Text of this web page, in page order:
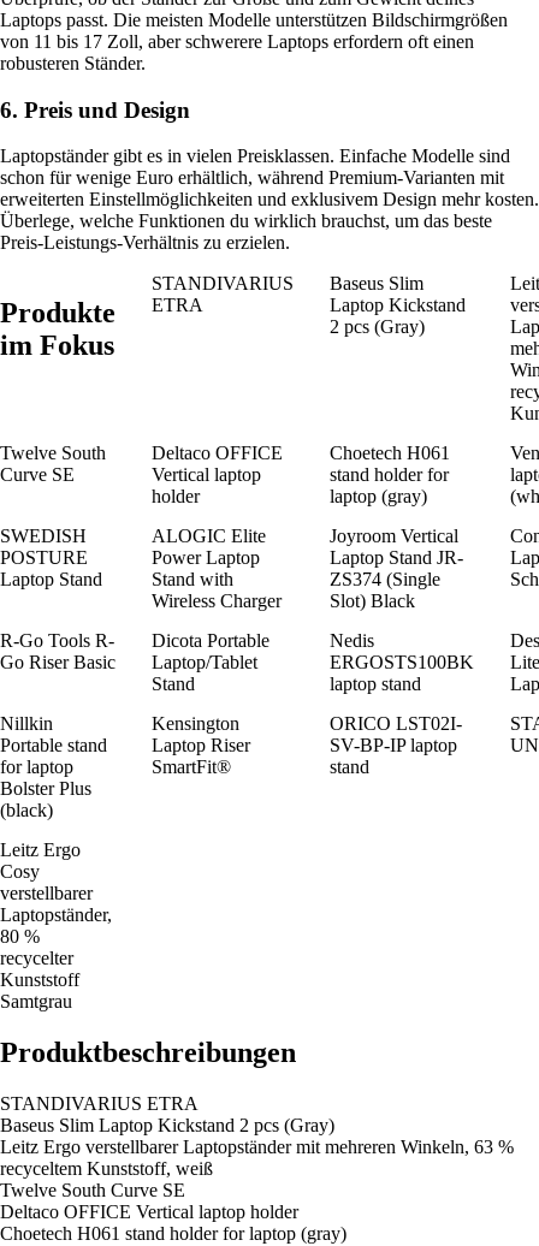
Laptops passt. Die meisten Modelle unterstützen Bildschirmgrößen
von 11 bis 17 Zoll, aber schwerere Laptops erfordern oft einen
robusteren Ständer.
6. Preis und Design
Laptopständer gibt es in vielen Preisklassen. Einfache Modelle sind
schon für wenige Euro erhältlich, während Premium-Varianten mit
erweiterten Einstellmöglichkeiten und exklusivem Design mehr kosten.
Überlege, welche Funktionen du wirklich brauchst, um das beste
Preis-Leistungs-Verhältnis zu erzielen.
Produkte
im Fokus
STANDIVARIUS
ETRA
Baseus Slim
Laptop Kickstand
2 pcs (Gray)
Twelve South
Curve SE
Deltaco OFFICE
Vertical laptop
holder
Choetech H061
stand holder for
laptop (gray)
SWEDISH
POSTURE
Laptop Stand
ALOGIC Elite
Power Laptop
Stand with
Wireless Charger
Joyroom Vertical
Laptop Stand JR-
ZS374 (Single
Slot) Black
R-Go Tools R-
Go Riser Basic
Dicota Portable
Laptop/Tablet
Stand
Nedis
ERGOSTS100BK
laptop stand
Nillkin
Portable stand
for laptop
Bolster Plus
(black)
Kensington
Laptop Riser
SmartFit®
ORICO LST02I-
SV-BP-IP laptop
stand
Leitz Ergo
Cosy
verstellbarer
Laptopständer,
80 %
recycelter
Kunststoff
Samtgrau
Produktbeschreibungen
STANDIVARIUS ETRA
Baseus Slim Laptop Kickstand 2 pcs (Gray)
Leitz Ergo verstellbarer Laptopständer mit mehreren Winkeln, 63 %
recyceltem Kunststoff, weiß
Twelve South Curve SE
Deltaco OFFICE Vertical laptop holder
Choetech H061 stand holder for laptop (gray)